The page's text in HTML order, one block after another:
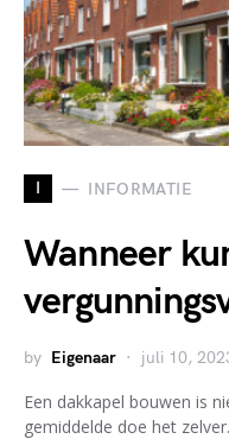
I INFORMATIE
Wanneer
by Eigenaar juli 10,
Een dakkapel bouwen is
gemiddelde doe het